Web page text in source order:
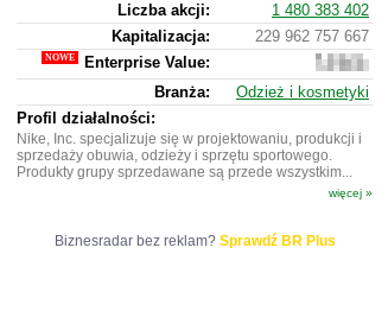
Liczba akcji:
1 480 383 402
Kapitalizacja:
229 962 757 667
Enterprise Value:
139
004
Branża:
Odzież i kosmetyki
Profil działalności:
Nike, Inc. specjalizuje się w projektowaniu, produkcji i
sprzedaży obuwia, odzieży i sprzętu sportowego.
Produkty grupy sprzedawane są przede wszystkim...
więcej »
Biznesradar bez reklam? Sprawdź BR Plus